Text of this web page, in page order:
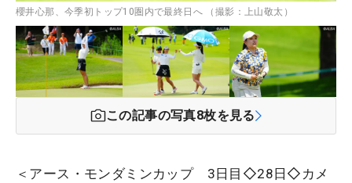
櫻井心那、今季初トップ10圏内で最終日へ （撮影：上山敬太）
この記事の写真8枚を見る
＜アース・モンダミンカップ 3日目◇28日◇カメ